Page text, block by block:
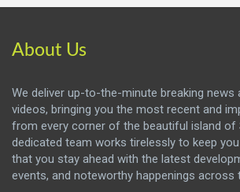
About Us
We deliver up-to-the-minute breaking news
videos, bringing you the most recent and
from every corner of the beautiful island of
dedicated team works tirelessly to keep
that you stay ahead with the latest
events, and noteworthy happenings across